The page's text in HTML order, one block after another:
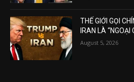
THẾ GIỚI GỌI
IRAN LÀ
August 5, 2026